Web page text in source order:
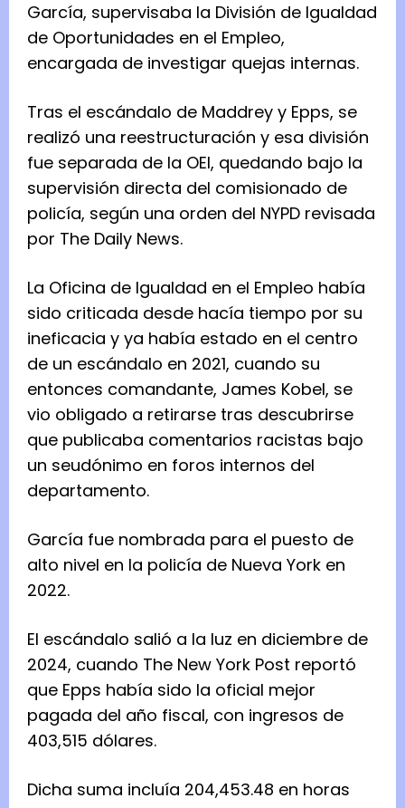
García, supervisaba la División de Igualdad
de Oportunidades en el Empleo,
encargada de investigar quejas internas.
Tras el escándalo de Maddrey y Epps, se
realizó una reestructuración y esa división
fue separada de la OEI, quedando bajo la
supervisión directa del comisionado de
policía, según una orden del NYPD revisada
por The Daily News.
La Oficina de Igualdad en el Empleo había
sido criticada desde hacía tiempo por su
ineficacia y ya había estado en el centro
de un escándalo en 2021, cuando su
entonces comandante, James Kobel, se
vio obligado a retirarse tras descubrirse
que publicaba comentarios racistas bajo
un seudónimo en foros internos del
departamento.
García fue nombrada para el puesto de
alto nivel en la policía de Nueva York en
2022.
El escándalo salió a la luz en diciembre de
2024, cuando The New York Post reportó
que Epps había sido la oficial mejor
pagada del año fiscal, con ingresos de
403,515 dólares.
Dicha suma incluía 204,453.48 en horas